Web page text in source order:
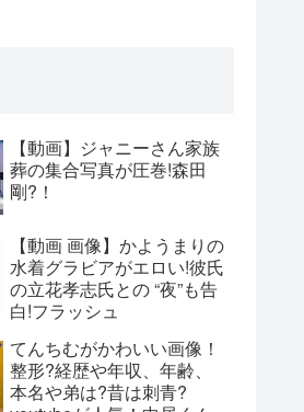
【動画】ジャニーさん家族
葬の集合写真が圧巻!森田
剛?！
【動画 画像】かようまりの
水着グラビアがエロい!彼氏
の立花孝志氏との “夜”も告
白!フラッシュ
てんちむがかわいい画像！
整形?経歴や年収、年齢、
本名や弟は?昔は刺青?